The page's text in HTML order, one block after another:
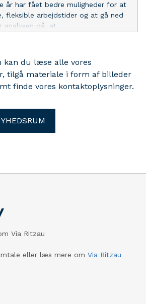
år har fået bedre muligheder for at
fleksible arbejdstider og at gå ned
analysen på, at
kan du læse alle vores
tilgå materiale i form af billeder
finde vores kontaktoplysninger.
Via Ritzau
eller læs mere om Via Ritzau